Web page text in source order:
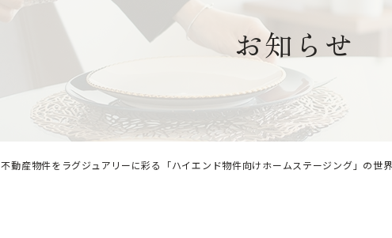
お知らせ
不動産物件をラグジュアリーに彩る「ハイエンド物件向けホームステージング」の世